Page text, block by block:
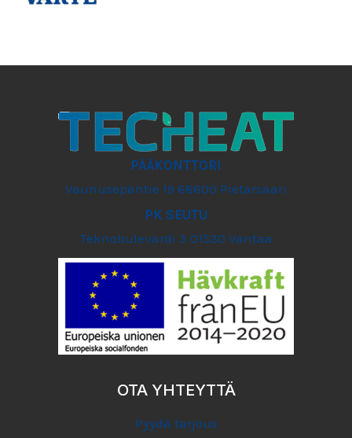
PÄÄKONTTORI
Vaunusepäntie 19 68600 Pietarsaari
PK SEUTU
Teknobulevardi 3 01530 Vantaa
OTA YHTEYTTÄ
Pyydä tarjous